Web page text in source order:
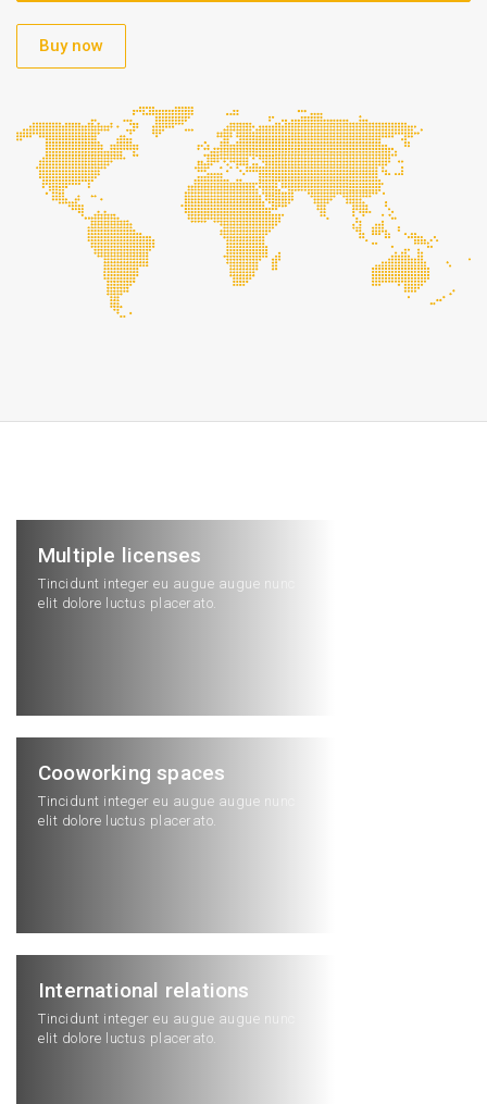
Buy now
Multiple licenses
Tincidunt integer eu augue augue nunc
elit dolore luctus placerato.
Cooworking spaces
Tincidunt integer eu augue augue nunc
elit dolore luctus placerato.
International relations
Tincidunt integer eu augue augue nunc
elit dolore luctus placerato.